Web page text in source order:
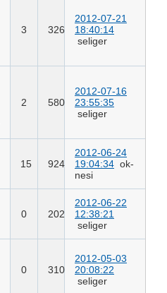
3 326
2012-07-21
18:40:14
seliger
2 580
2012-07-16
23:55:35
seliger
15 924
2012-06-24
19:04:34 ok-
nesi
0 202
2012-06-22
12:38:21
seliger
0 310
2012-05-03
20:08:22
seliger